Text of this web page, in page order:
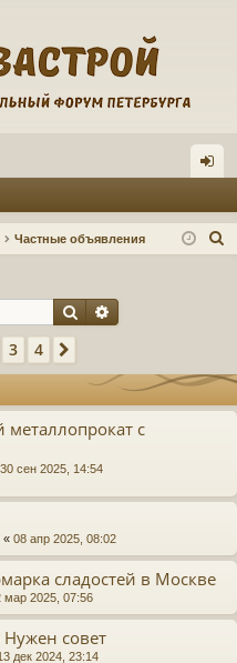
д
Частные объявления
Поиск
3 4
металлопрокат с
30 сен 2025, 14:54
« 08 апр 2025, 08:02
сладостей в Москве
мар 2025, 07:56
совет
дек 2024, 23:14